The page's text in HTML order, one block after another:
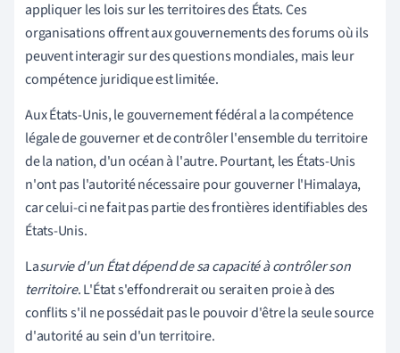
appliquer les lois sur les territoires des États. Ces
organisations offrent aux gouvernements des forums où ils
peuvent interagir sur des questions mondiales, mais leur
compétence juridique est limitée.
Aux États-Unis, le gouvernement fédéral a la compétence
légale de gouverner et de contrôler l'ensemble du territoire
de la nation, d'un océan à l'autre. Pourtant, les États-Unis
n'ont pas l'autorité nécessaire pour gouverner l'Himalaya,
car celui-ci ne fait pas partie des frontières identifiables des
États-Unis.
Lasurvie d'un État dépend de sa capacité à contrôler son
territoire. L'État s'effondrerait ou serait en proie à des
conflits s'il ne possédait pas le pouvoir d'être la seule source
d'autorité au sein d'un territoire.